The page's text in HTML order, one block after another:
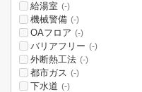
給湯室 (-)
機械警備 (-)
OAフロア (-)
バリアフリー (-)
外断熱工法 (-)
都市ガス (-)
下水道 (-)